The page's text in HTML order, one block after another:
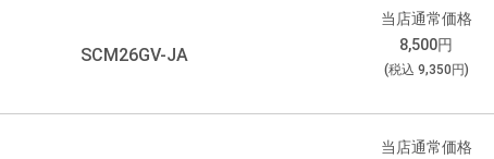
SCM26GV-JA
当店通常価格
8,500円
(税込 9,350 円)
当店通常価格